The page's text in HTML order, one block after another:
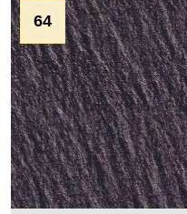
64